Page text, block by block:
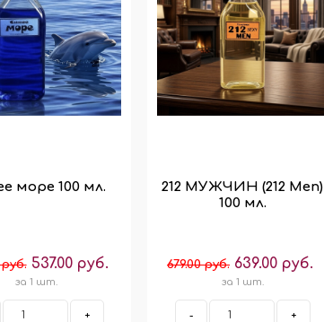
море 100 мл.
537.00 руб.
за 1 шт.
+
212 МУЖЧИН (212 Men)
100 мл.
679.00 руб. 639.00 руб.
за 1 шт.
- +